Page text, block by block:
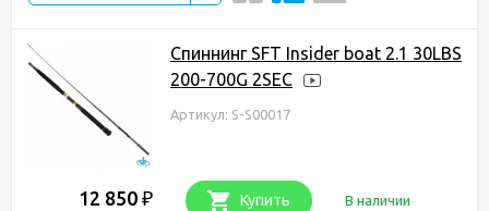
Спиннинг SFT Insider boat 2.1 30LBS
200-700G 2SEC
Артикул: S-S00017
12 850 ₽ Купить В наличии